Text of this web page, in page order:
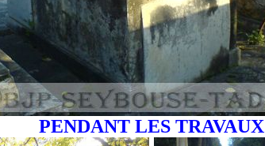
PENDANT LES TRAVAUX